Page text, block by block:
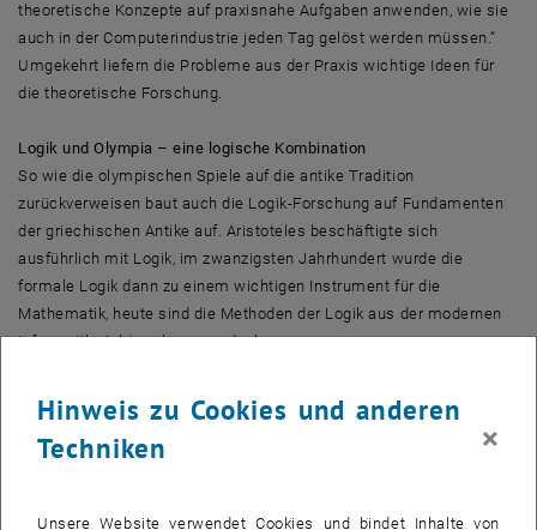
theoretische Konzepte auf praxisnahe Aufgaben anwenden, wie sie
auch in der Computerindustrie jeden Tag gelöst werden müssen.“
Umgekehrt liefern die Probleme aus der Praxis wichtige Ideen für
die theoretische Forschung.
Logik und Olympia – eine logische Kombination
So wie die olympischen Spiele auf die antike Tradition
zurückverweisen baut auch die Logik-Forschung auf Fundamenten
der griechischen Antike auf. Aristoteles beschäftigte sich
ausführlich mit Logik, im zwanzigsten Jahrhundert wurde die
formale Logik dann zu einem wichtigen Instrument für die
Mathematik, heute sind die Methoden der Logik aus der modernen
Informatik nicht mehr wegzudenken.
Big Screens:
• Freitag, 18. Juli 2014, 09:00-18:00: OWL Reasoner Evaluation (ORE)
Hinweis zu Cookies und anderen
Techniken
×
Unsere Website verwendet Cookies und bindet Inhalte von